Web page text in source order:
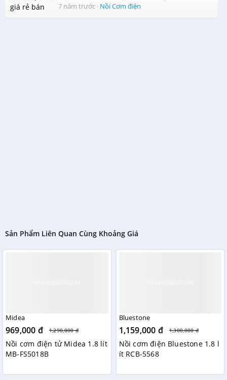
7 năm trước · Nồi Cơm điện
Sản Phẩm Liên Quan Cùng Khoảng Giá
Midea
969,000 đ 1,290,000 đ
Nồi cơm điện tử Midea 1.8 lít
MB-FS5018B
Bluestone
1,159,000 đ 1,300,000 đ
Nồi cơm điện Bluestone 1.8 l
ít RCB-5568